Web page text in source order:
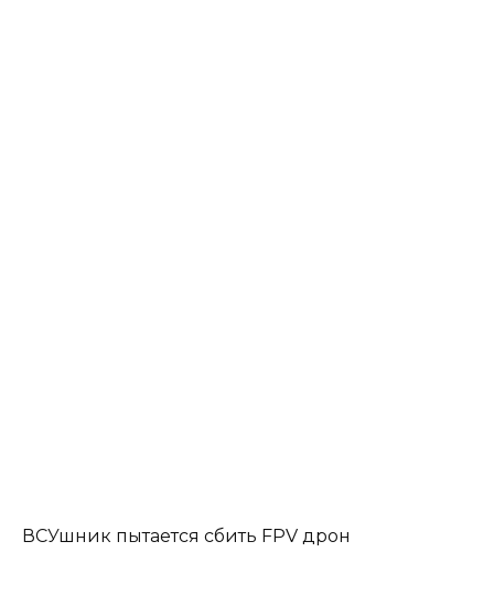
ВСУшник пытается сбить FPV дрон